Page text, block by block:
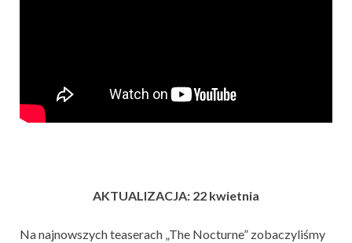
AKTUALIZACJA: 22 kwietnia
Na najnowszych teaserach „The Nocturne” zobaczyliśmy